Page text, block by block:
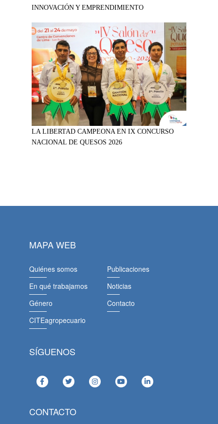
INNOVACIÓN Y EMPRENDIMIENTO
LA LIBERTAD CAMPEONA EN IX CONCURSO
NACIONAL DE QUESOS 2026
MAPA WEB
Quiénes somos
En qué trabajamos
Género
CITEagropecuario
Publicaciones
Noticias
Contacto
SÍGUENOS
CONTACTO